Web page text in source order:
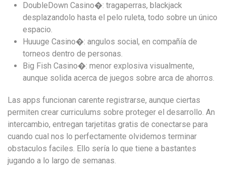
DoubleDown Casino�: tragaperras, blackjack
desplazandolo hasta el pelo ruleta, todo sobre un único
espacio.
Huuuge Casino�: angulos social, en compañía de
torneos dentro de personas.
Big Fish Casino�: menor explosiva visualmente,
aunque solida acerca de juegos sobre arca de ahorros.
Las apps funcionan carente registrarse, aunque ciertas
permiten crear curriculums sobre proteger el desarrollo. An
intercambio, entregan tarjetitas gratis de conectarse para
cuando cual nos lo perfectamente olvidemos terminar
obstaculos faciles. Ello serí­a lo que tiene a bastantes
jugando a lo largo de semanas.